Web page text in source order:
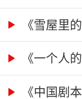
《雪屋里
《一个人
《中国剧